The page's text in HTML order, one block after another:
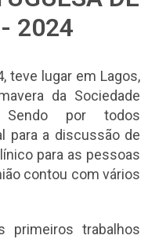
- 2024
teve lugar em Lagos,
da Sociedade
Sendo por todos
para a discussão de
para as pessoas
contou com vários
primeiros trabalhos